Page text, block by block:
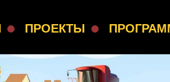
ПРОЕКТЫ